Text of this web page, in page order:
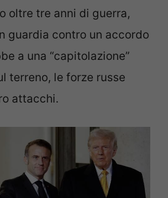
oltre tre anni di guerra,
guardia contro un accordo
a una “capitolazione”
terreno, le forze russe
attacchi.